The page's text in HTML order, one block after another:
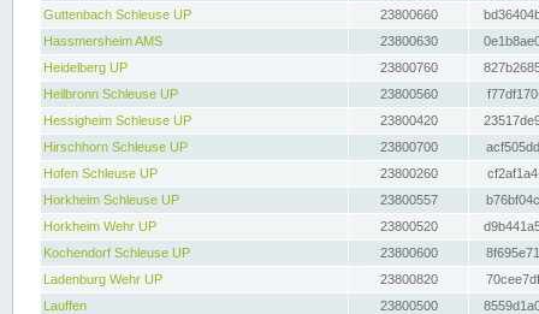
Guttenbach Schleuse UP
23800660
Hassmersheim AMS
23800630
Heidelberg UP
23800760
Heilbronn Schleuse UP
23800560
Hessigheim Schleuse UP
23800420
Hirschhorn Schleuse UP
23800700
Hofen Schleuse UP
23800260
Horkheim Schleuse UP
23800557
Horkheim Wehr UP
23800520
Kochendorf Schleuse UP
23800600
Ladenburg Wehr UP
23800820
Lauffen
23800500